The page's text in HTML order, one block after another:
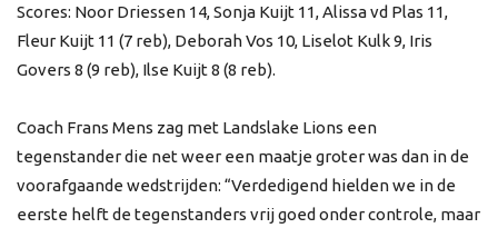
Scores: Noor Driessen 14, Sonja Kuijt 11, Alissa vd Plas 11,
Fleur Kuijt 11 (7 reb), Deborah Vos 10, Liselot Kulk 9, Iris
Govers 8 (9 reb), Ilse Kuijt 8 (8 reb).
Coach Frans Mens zag met Landslake Lions een
tegenstander die net weer een maatje groter was dan in de
voorafgaande wedstrijden: “Verdedigend hielden we in de
eerste helft de tegenstanders vrij goed onder controle, maar